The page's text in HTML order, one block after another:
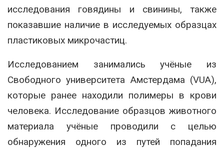
исследования говядины и свинины, также
показавшие наличие в исследуемых образцах
пластиковых микрочастиц.
Исследованием занимались учёные из
Свободного университета Амстердама (VUA),
которые ранее находили полимеры в крови
человека. Исследование образцов животного
материала учёные проводили с целью
обнаружения одного из путей попадания